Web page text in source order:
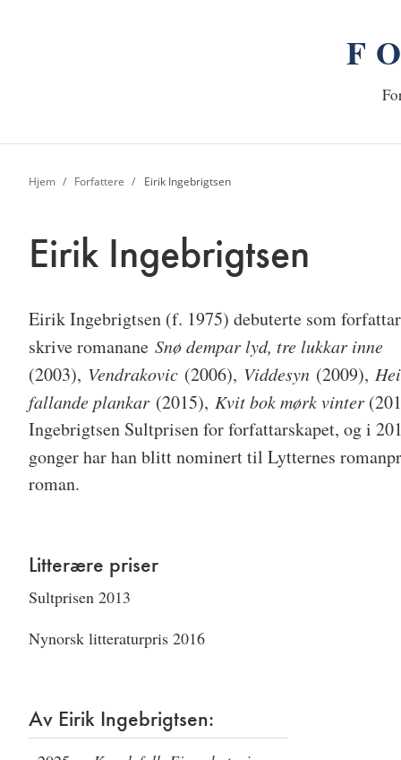
Hjem Forfattere Eirik Ingebrigtsen
Eirik Ingebrigtsen
Eirik Ingebrigtsen (f. 1975) debuterte som
skrive romanane Snø dempar lyd, tre lukkar inne
(2003), Vendrakovic (2006), Viddesyn (2009),
fallande plankar (2015), Kvit bok mørk vinter
Ingebrigtsen Sultprisen for forfattarskapet, og i
gonger har han blitt nominert til Lytternes
roman.
Litterære priser
Sultprisen 2013
Nynorsk litteraturpris 2016
Av Eirik Ingebrigtsen: